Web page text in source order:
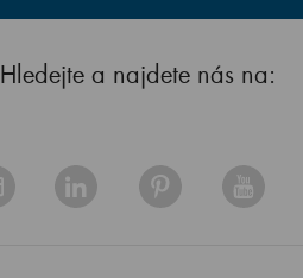
Hledejte a najdete nás na: